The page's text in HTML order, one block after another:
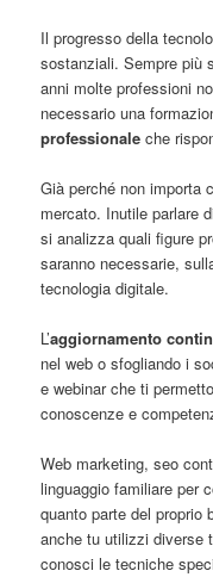
Il progresso della
sostanziali. Sempre più
anni molte professioni
necessario una
professionale che
Già perché non importa
mercato. Inutile parlare
si analizza quali figure
saranno necessarie,
tecnologia digitale.
L’aggiornamento
nel web o sfogliando i
e webinar che ti
conoscenze e
Web marketing, seo
linguaggio familiare per
quanto parte del proprio
anche tu utilizzi diverse
conosci le tecniche